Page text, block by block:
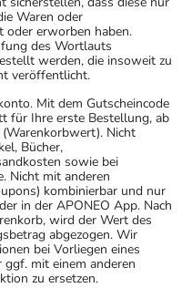
Waren oder
oder erworben haben.
des Wortlauts
werden, die insoweit zu
veröffentlicht.
Mit dem Gutscheincode
für Ihre erste Bestellung, ab
Nicht
Bücher,
sowie bei
Nicht mit anderen
kombinierbar und nur
in der APONEO App. Nach
wird der Wert des
abgezogen. Wir
bei Vorliegen eines
mit einem anderen
zu ersetzen.